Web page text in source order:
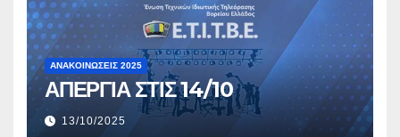
ΑΝΑΚΟΙΝΏΣΕΙΣ 2025
ΑΠΕΡΓΙΑ ΣΤΙΣ 14/10
13/10/2025